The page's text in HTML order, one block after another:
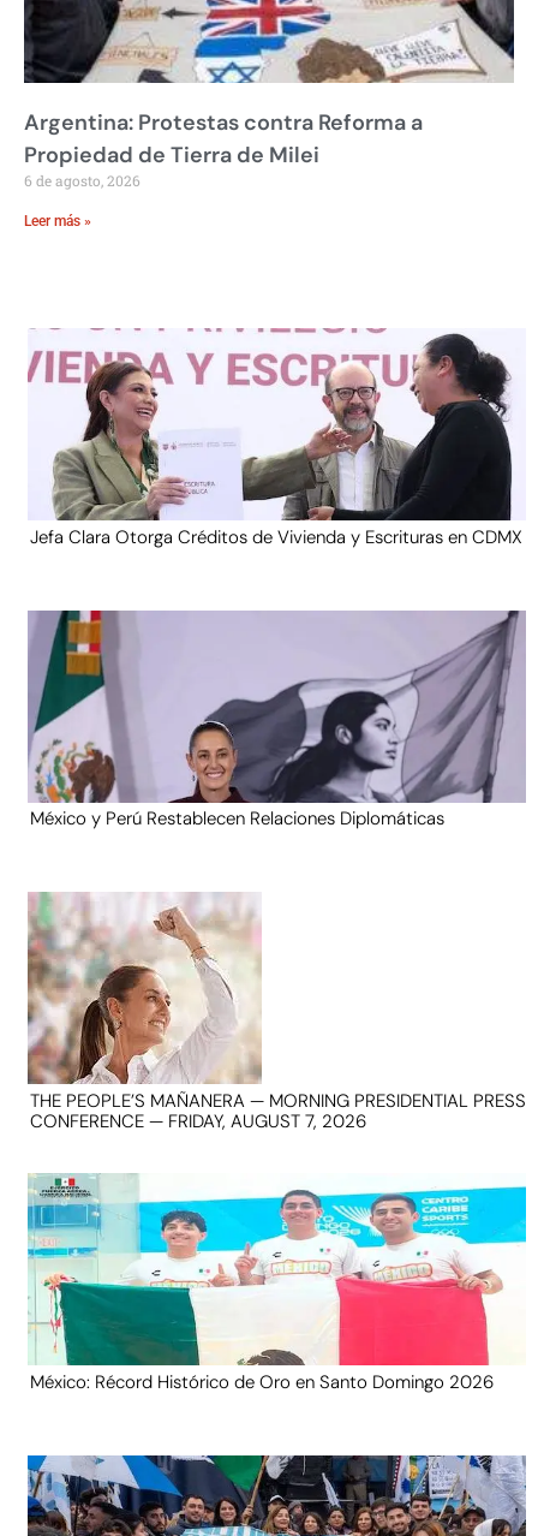
Argentina: Protestas contra Reforma a
Propiedad de Tierra de Milei
6 de agosto, 2026
Leer más »
Jefa Clara Otorga Créditos de Vivienda y Escrituras en CDMX
México y Perú Restablecen Relaciones Diplomáticas
THE PEOPLE’S MAÑANERA — MORNING PRESIDENTIAL PRESS
CONFERENCE — FRIDAY, AUGUST 7, 2026
México: Récord Histórico de Oro en Santo Domingo 2026